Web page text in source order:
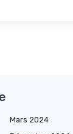
Mars 2024